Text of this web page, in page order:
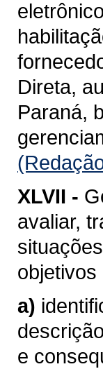
Direta,
Paraná,
XLVII -
avaliar,
a)
e